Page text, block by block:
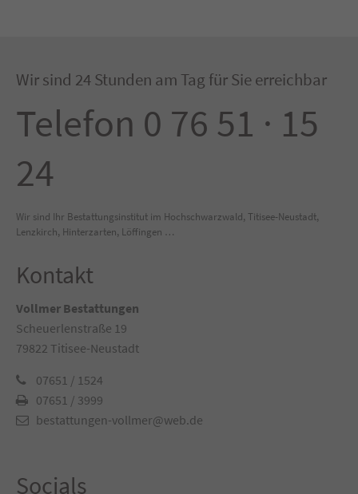
Wir sind 24 Stunden am Tag für Sie erreichbar
Telefon 0 76 51 · 15
24
Wir sind Ihr Bestattungsinstitut im Hochschwarzwald, Titisee-Neustadt,
Lenzkirch, Hinterzarten, Löffingen …
Kontakt
Vollmer Bestattungen
Scheuerlenstraße 19
79822 Titisee-Neustadt
07651 / 1524
07651 / 3999
bestattungen-vollmer@web.de
Socials